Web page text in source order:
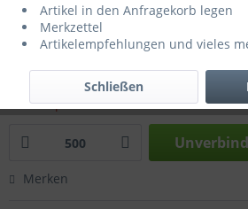
1,35 € *
zzgl. Drucknebenkosten, Versandkosten bzw.
Richtpreise - Siehe Kalkulationsbasis
Merken
Artikel in den Anfragekorb legen
Merkzettel
Artikelempfehlungen und vieles
Schließen